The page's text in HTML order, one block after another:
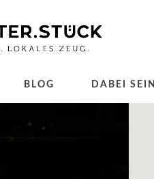
BLOG DABEI SEIN